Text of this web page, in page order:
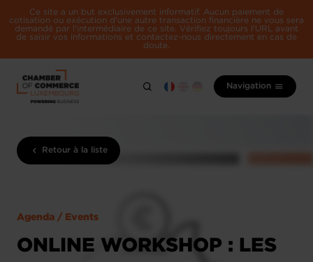
Ce site a un but exclusivement informatif. Aucun paiement de
cotisation ou exécution d'une autre transaction financière ne vous sera
demandé par l'intermédiaire de ce site. Vérifiez toujours l'URL avant
de saisir vos informations et contactez-nous directement en cas de
doute.
Navigation
Retour à la liste
Agenda / Events
ONLINE WORKSHOP : LES